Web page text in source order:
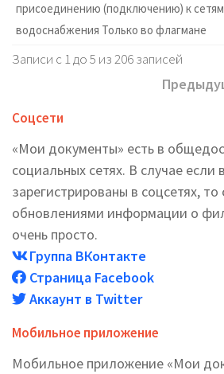
присоединению (подключению) к сетям
водоснабжения Только во флагмане
Записи с 1 до 5 из 206 записей
Соцсети
«Мои документы» есть в
социальных сетях. В случае если
зарегистрированы в соцсетях, то
обновлениями информации о
очень просто.
Группа ВКонтакте
Страница Facebook
Аккаунт в Twitter
Мобильное приложение
Мобильное приложение «Мои